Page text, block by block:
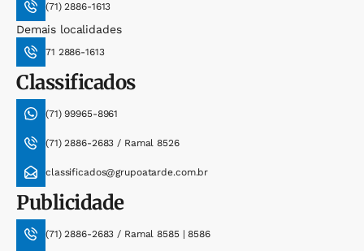
(71) 2886-1613
Demais localidades
71 2886-1613
Classificados
(71) 99965-8961
(71) 2886-2683 / Ramal 8526
classificados@grupoatarde.com.br
Publicidade
(71) 2886-2683 / Ramal 8585 | 8586